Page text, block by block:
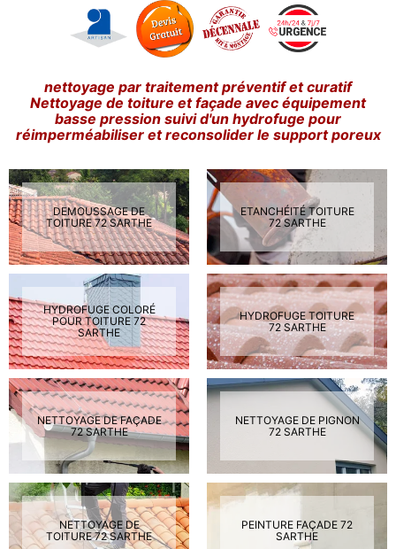
nettoyage par traitement préventif et curatif
Nettoyage de toiture et façade avec équipement
basse pression suivi d'un hydrofuge pour
réimperméabiliser et reconsolider le support poreux
DEMOUSSAGE DE
TOITURE 72 SARTHE
ETANCHÉITÉ TOITURE
72 SARTHE
HYDROFUGE COLORÉ
POUR TOITURE 72
SARTHE
HYDROFUGE TOITURE
72 SARTHE
NETTOYAGE DE FAÇADE
72 SARTHE
NETTOYAGE DE PIGNON
72 SARTHE
NETTOYAGE DE
TOITURE 72 SARTHE
PEINTURE FAÇADE 72
SARTHE